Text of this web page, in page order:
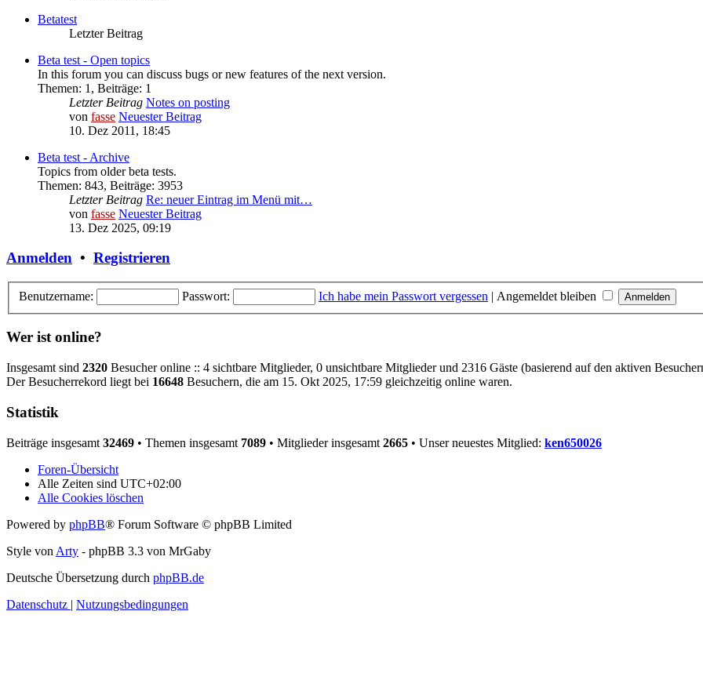
Betatest
Letzter Beitrag
Beta test - Open topics
In this forum you can discuss bugs or new features of the next version.
Themen: 1 , Beiträge: 1
Letzter Beitrag Notes on posting
von fasse Neuester Beitrag
10. Dez 2011, 18:45
Beta test - Archive
Topics from older beta tests.
Themen: 843, Beiträge: 3953
Letzter Beitrag Re: neuer Eintrag im Menü mit…
von fasse Neuester Beitrag
13. Dez 2025, 09:19
Anmelden • Registrieren
Benutzername: Passwort: Ich habe mein Passwort vergessen | Angemeldet bleiben
Wer ist online?
Insgesamt sind 2320 Besucher online :: 4 sichtbare Mitglieder, 0 unsichtbare Mitglieder und 2316 Gäste (basierend auf den aktiven
Der Besucherrekord liegt bei 16648 Besuchern, die am 15. Okt 2025, 17:59 gleichzeitig online waren.
Statistik
Beiträge insgesamt 32469 • Themen insgesamt 7089 • Mitglieder insgesamt 2665 • Unser neuestes Mitglied: ken650026
Foren-Übersicht
Alle Zeiten sind UTC+02:00
Alle Cookies löschen
Powered by phpBB® Forum Software © phpBB Limited
Style von Arty - phpBB 3.3 von MrGaby
Deutsche Übersetzung durch phpBB.de
Datenschutz | Nutzungsbedingungen